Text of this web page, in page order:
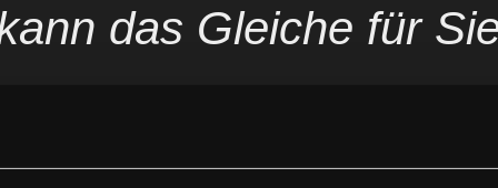
das Gleiche für